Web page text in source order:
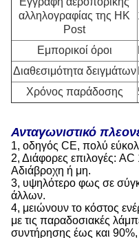
αλληλογραφίας της HK
Post
Εμπορικοί όροι
Διαθεσιμότητα δειγμάτων
Χρόνος παράδοσης
Ανταγωνιστικό
1, οδηγός CE, πολύ
2, Διάφορες επιλογές:
Αδιάβροχη ή μη.
3, υψηλότερο φως σε
άλλων.
4, μειώνουν το κόστος
με τις παραδοσιακές
συντήρησης έως και